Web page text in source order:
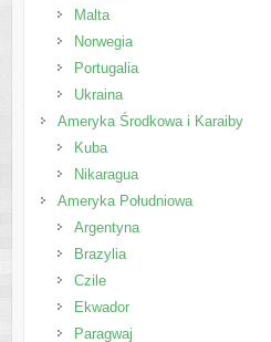
Malta
Norwegia
Portugalia
Ukraina
Ameryka Środkowa i Karaiby
Kuba
Nikaragua
Ameryka Południowa
Argentyna
Brazylia
Czile
Ekwador
Paragwaj